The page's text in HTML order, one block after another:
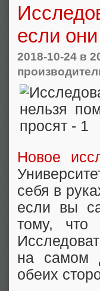
если
2018-10-24 в
Новое
себя в
если вы
тому, что
на самом
обеих